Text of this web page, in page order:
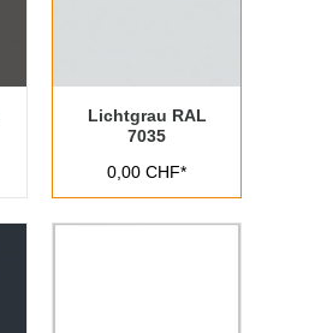
Lichtgrau RAL
7035
0,00 CHF*